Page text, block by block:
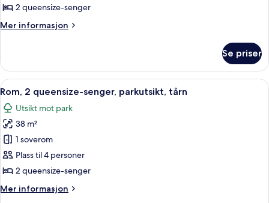
2
queensize-
senger
2 queensize-senger
Mer informasjon
Mer
2
queensize-
senger
Se priser
Åpne
alle
bildene
av
Rom,
2
queensize-
parkutsikt,
Allergitestet sengetøy, safe på
7
Rom, 2 queensize-senger, parkutsikt, tårn
Utsikt mot park
38 m²
1 soverom
Plass til 4 personer
2 queensize-senger
Mer informasjon
Mer